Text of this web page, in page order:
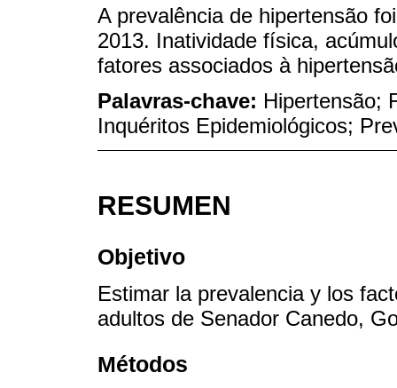
A prevalência de hipertensão
2013. Inatividade física,
fatores associados à
Palavras-chave: Hipertensão;
Inquéritos Epidemiológicos;
RESUMEN
Objetivo
Estimar la prevalencia y los
adultos de Senador Canedo,
Métodos